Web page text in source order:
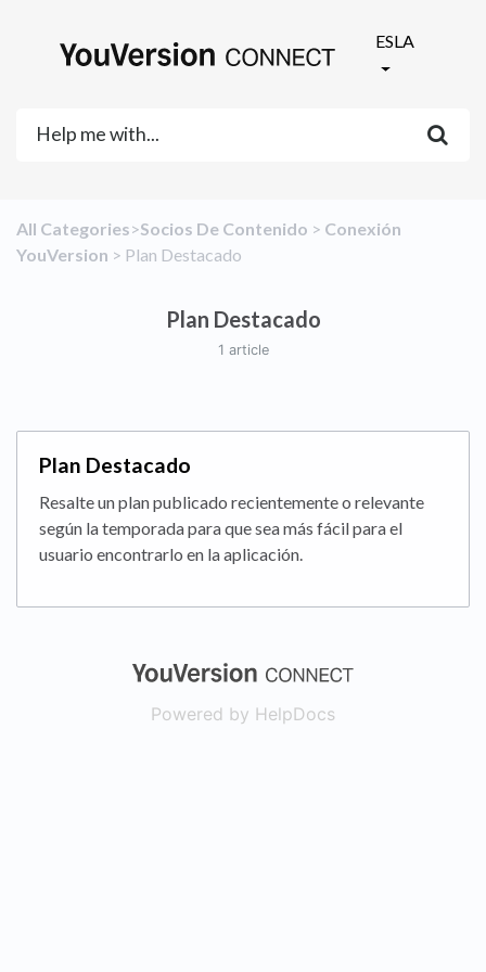
ESLA
All Categories​>​​Socios De Contenido ​ > ​ ​Conexión
YouVersion ​ > ​ ​Plan Destacado
Plan Destacado
1 article
Plan Destacado
Resalte un plan publicado recientemente o relevante
según la temporada para que sea más fácil para el
usuario encontrarlo en la aplicación.
(opens in a
Powered by HelpDocs